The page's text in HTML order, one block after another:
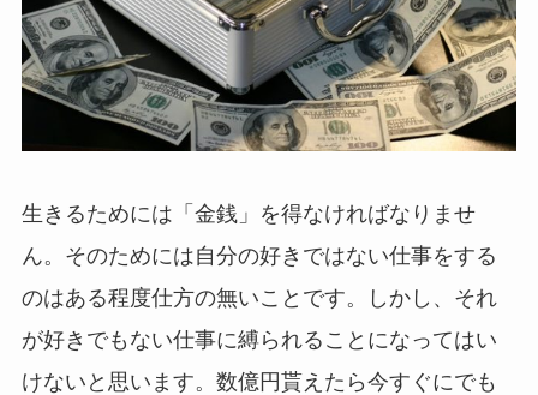
生きるためには「金銭」を得なければなりませ
ん。そのためには自分の好きではない仕事をする
のはある程度仕方の無いことです。しかし、それ
が好きでもない仕事に縛られることになってはい
けないと思います。数億円貰えたら今すぐにでも